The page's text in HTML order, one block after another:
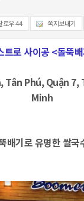
로우44 쪽지보내기
트로 사이공 <돌뚝
Tân Phú, Quận
Minh
배기로 유명한 쌀국